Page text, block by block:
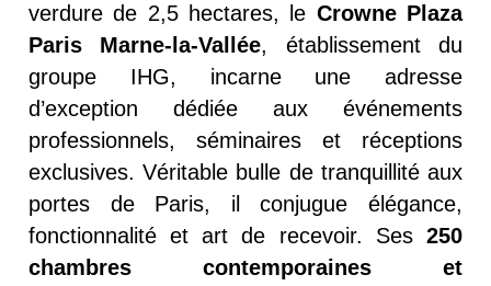
verdure de 2,5 hectares, le Crowne Plaza
Paris Marne-la-Vallée, établissement du
groupe IHG, incarne une adresse
d’exception dédiée aux événements
professionnels, séminaires et réceptions
exclusives. Véritable bulle de tranquillité aux
portes de Paris, il conjugue élégance,
fonctionnalité et art de recevoir. Ses 250
chambres contemporaines et